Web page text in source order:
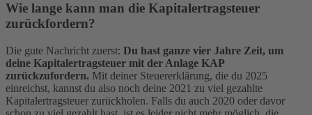
Wie lange kann man die Kapitalertragsteuer
zurückfordern?
Die gute Nachricht zuerst: Du hast ganze vier Jahre Zeit, um
deine Kapitalertragsteuer mit der Anlage KAP
zurückzufordern. Mit deiner Steuererklärung, die du 2025
einreichst, kannst du also noch deine 2021 zu viel gezahlte
Kapitalertragsteuer zurückholen. Falls du auch 2020 oder davor